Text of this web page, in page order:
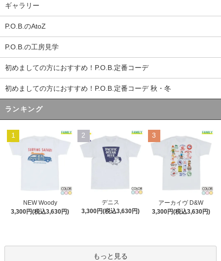
ギャラリー
P.O.B.のAtoZ
P.O.B.の工房見学
初めましての方におすすめ！P.O.B.定番コーデ
初めましての方におすすめ！P.O.B.定番コーデ 秋・冬
ランキング
1
NEW Woody
3,300円(税込3,630円)
2
デニス
3,300円(税込3,630円)
3
アーカイヴ D&W
3,300円(税込3,630円)
もっと見る